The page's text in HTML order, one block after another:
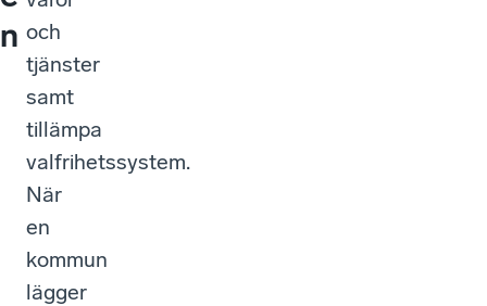
n och
tjänster
samt
tillämpa
valfrihetssystem.
När
en
kommun
lägger